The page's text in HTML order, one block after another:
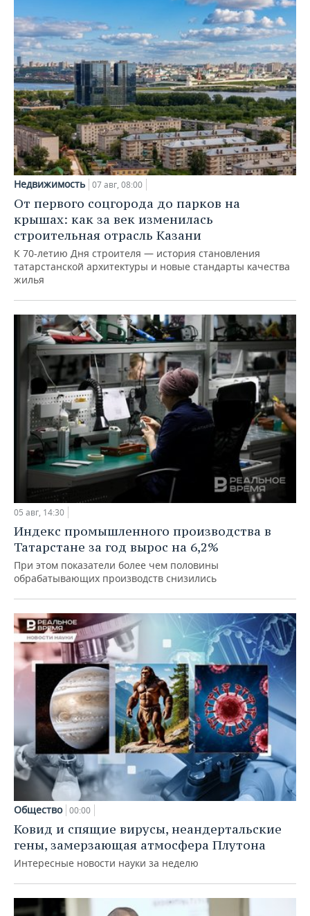
Недвижимость 07 авг, 08:00
От первого соцгорода до парков на
крышах: как за век изменилась
строительная отрасль Казани
К 70-летию Дня строителя — история становления
татарстанской архитектуры и новые стандарты качества
жилья
05 авг, 14:30
Индекс промышленного производства в
Татарстане за год вырос на 6,2%
При этом показатели более чем половины
обрабатывающих производств снизились
Общество 00:00
Ковид и спящие вирусы, неандертальские
гены, замерзающая атмосфера Плутона
Интересные новости науки за неделю